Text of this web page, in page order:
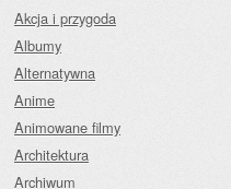
Akcja i przygoda
Albumy
Alternatywna
Anime
Animowane filmy
Architektura
Archiwum